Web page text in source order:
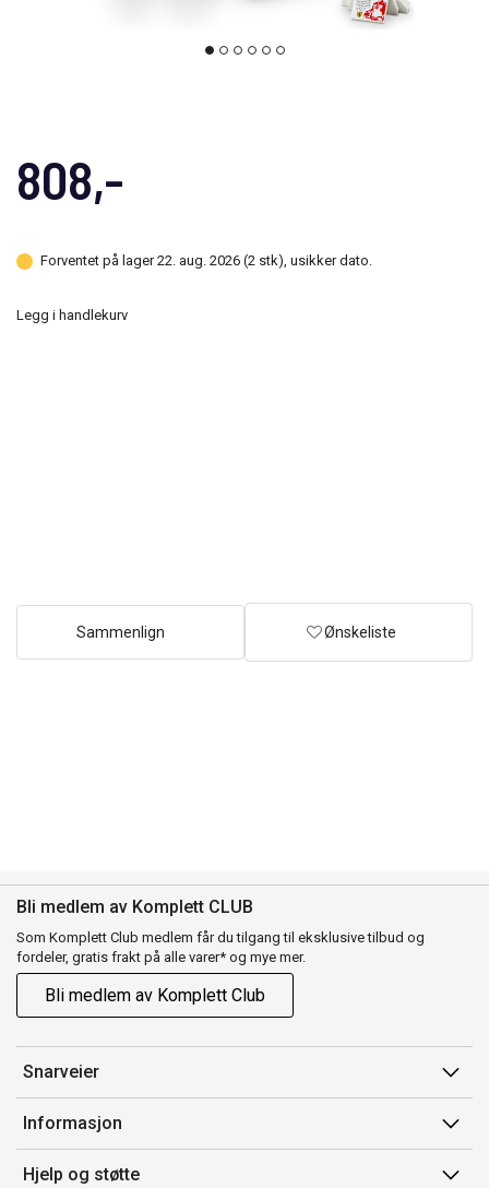
808,-
Forventet på lager 22. aug. 2026 (2 stk), usikker dato.
Legg i handlekurv
Sammenlign Ønskeliste
Bli medlem av Komplett CLUB
Som Komplett Club medlem får du tilgang til eksklusive tilbud og
fordeler, gratis frakt på alle varer* og mye mer.
Bli medlem av Komplett Club
Snarveier
Min side
Ordreoversikt
Informasjon
Salgsbetingelser
Hjelp og støtte